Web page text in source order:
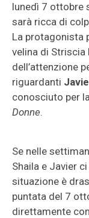
lunedì 7 ottobre
sarà ricca di
La protagonista
velina di Striscia
dell’attenzione
riguardanti
conosciuto per
Donne.
Se nelle
Shaila e Javier
situazione è
puntata del 7
direttamente